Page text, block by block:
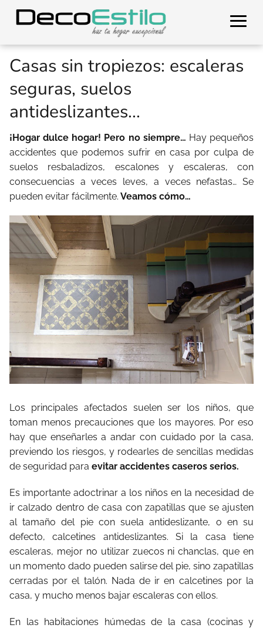
Casas sin tropiezos: escaleras
seguras, suelos
antideslizantes...
¡Hogar dulce hogar! Pero no siempre… Hay pequeños
accidentes que podemos sufrir en casa por culpa de
suelos resbaladizos, escalones y escaleras, con
consecuencias a veces leves, a veces nefastas… Se
pueden evitar fácilmente. Veamos cómo…
Los principales afectados suelen ser los niños, que
toman menos precauciones que los mayores. Por eso
hay que enseñarles a andar con cuidado por la casa,
previendo los riesgos, y rodearles de sencillas medidas
de seguridad para evitar accidentes caseros serios.
Es importante adoctrinar a los niños en la necesidad de
ir calzado dentro de casa con zapatillas que se ajusten
al tamaño del pie con suela antideslizante, o en su
defecto, calcetines antideslizantes. Si la casa tiene
escaleras, mejor no utilizar zuecos ni chanclas, que en
un momento dado pueden salirse del pie, sino zapatillas
cerradas por el talón. Nada de ir en calcetines por la
casa, y mucho menos bajar escaleras con ellos.
En las habitaciones húmedas de la casa (cocinas y